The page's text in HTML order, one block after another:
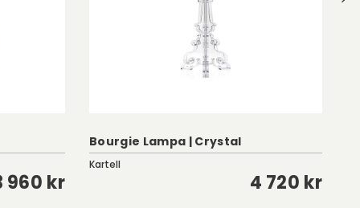
960 kr
Bourgie Lampa | Crystal
Kartell
4 720 kr